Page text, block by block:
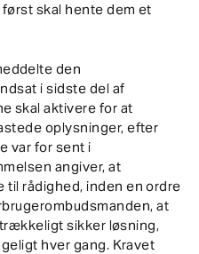
skal hente dem et
den
i sidste del af
skal aktivere for at
oplysninger, efter
var for sent i
angiver, at
rådighed, inden en ordre
at
sikker løsning,
hver gang. Kravet